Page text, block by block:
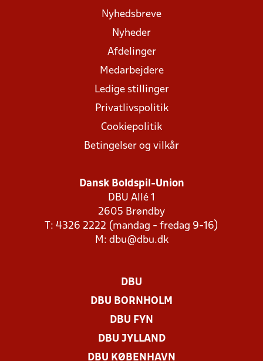
Nyhedsbreve
Nyheder
Afdelinger
Medarbejdere
Ledige stillinger
Privatlivspolitik
Cookiepolitik
Betingelser og vilkår
Dansk Boldspil-Union
DBU Allé 1
2605 Brøndby
T: 4326 2222 (mandag - fredag 9-16)
M: dbu@dbu.dk
DBU
DBU BORNHOLM
DBU FYN
DBU JYLLAND
DBU KØBENHAVN